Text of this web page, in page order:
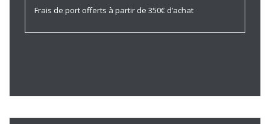
Frais de port offerts à partir de 350€ d’achat